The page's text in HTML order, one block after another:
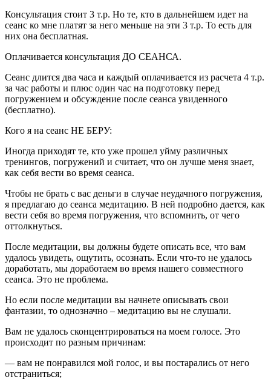
Консультация стоит 3 т.р. Но те, кто в дальнейшем идет на
сеанс ко мне платят за него меньше на эти 3 т.р. То есть для
них она бесплатная.
Оплачивается консультация ДО СЕАНСА.
Сеанс длится два часа и каждый оплачивается из расчета 4 т.р.
за час работы и плюс один час на подготовку перед
погружением и обсуждение после сеанса увиденного
(бесплатно).
Кого я на сеанс НЕ БЕРУ:
Иногда приходят те, кто уже прошел уйму различных
тренингов, погружений и считает, что он лучше меня знает,
как себя вести во время сеанса.
Чтобы не брать с вас деньги в случае неудачного погружения,
я предлагаю до сеанса медитацию. В ней подробно дается, как
вести себя во время погружения, что вспомнить, от чего
оттолкнуться.
После медитации, вы должны будете описать все, что вам
удалось увидеть, ощутить, осознать. Если что-то не удалось
доработать, мы доработаем во время нашего совместного
сеанса. Это не проблема.
Но если после медитации вы начнете описывать свои
фантазии, то однозначно – медитацию вы не слушали.
Вам не удалось сконцентрироваться на моем голосе. Это
происходит по разным причинам:
— вам не понравился мой голос, и вы постарались от него
отстраниться;